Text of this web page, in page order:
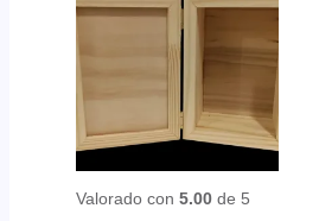
Valorado con 5.00de 5